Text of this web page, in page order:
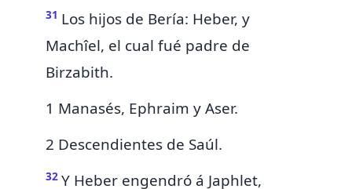
31 Los hijos de Bería: Heber, y
Machîel, el cual fué padre de
Birzabith.
1 Manasés, Ephraim y Aser.
2 Descendientes de Saúl.
32 Y Heber engendró á Japhlet,